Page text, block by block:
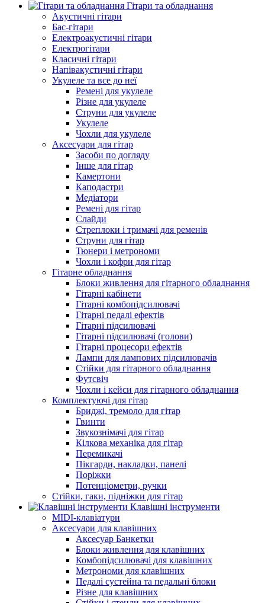
Гітари та обладнання
Акустичні гітари
Бас-гітари
Електроакустичні гітари
Електрогітари
Класичні гітари
Напівакустичні гітари
Укулеле та все до неї
Ремені для укулеле
Різне для укулеле
Струни для укулеле
Укулеле
Чохли для укулеле
Аксесуари для гітар
Засоби по догляду
Інше для гітар
Камертони
Каподастри
Медіатори
Ремені для гітар
Слайди
Стреплоки і тримачі для ременів
Струни для гітар
Тюнери і метрономи
Чохли і кофри для гітар
Гітарне обладнання
Блоки живлення для гітарного обладнання
Гітарні кабінети
Гітарні комбопідсилювачі
Гітарні педалі ефектів
Гітарні підсилювачі
Гітарні підсилювачі (голови)
Гітарні процесори ефектів
Лампи для лампових підсилювачів
Стійки для гітарного обладнання
Футсвіч
Чохли і кейси для гітарного обладнання
Комплектуючі для гітар
Бриджі, тремоло для гітар
Гвинти
Звукознімачі для гітар
Кілкова механіка для гітар
Перемикачі
Пікгарди, накладки, панелі
Поріжки
Потенціометри, ручки
Стійки, гаки, підніжки для гітар
Клавішні інструменти
MIDI-клавіатури
Аксесуари для клавішних
Аксесуар Банкетки
Блоки живлення для клавішних
Комбопідсилювачі для клавішних
Метрономи для клавішних
Педалі сустейна та педальні блоки
Різне для клавішних